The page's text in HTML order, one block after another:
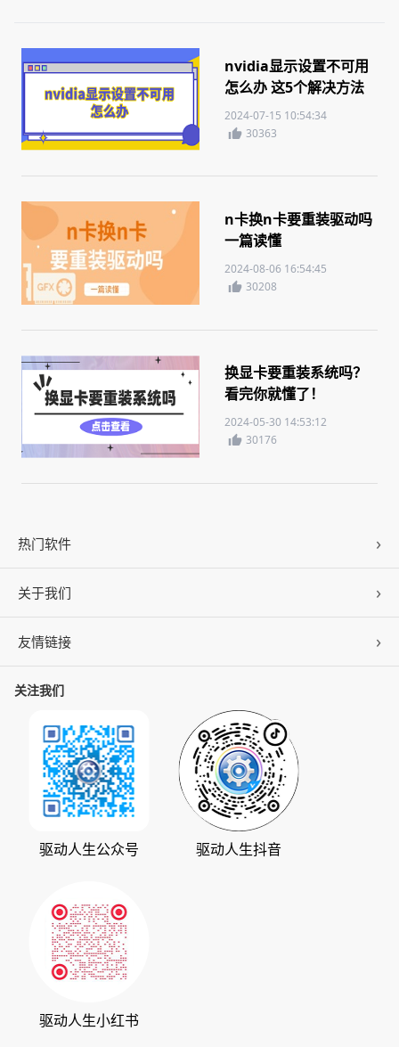
nvidia显示设置不可用
怎么办 这5个解决方法
你需要知道
2024-07-15 10:54:34
30363
n卡换n卡要重装驱动吗
一篇读懂
2024-08-06 16:54:45
30208
换显卡要重装系统吗？
看完你就懂了！
2024-05-30 14:53:12
30176
热门软件
驱动人生
百页窗
数据救星
人生日历
关于我们
公司概况
公司动态
发展历程
支持中心
版权声明
友情链接
ZOL下载
华军软件园
系统之家
下载之家
驱动大师
天极下载
关注我们
驱动人生公众号 驱动人生抖音
驱动人生小红书